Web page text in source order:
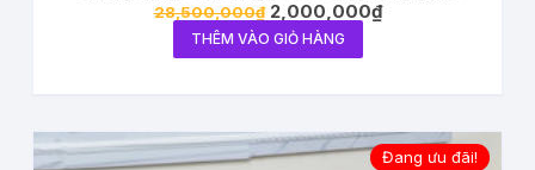
28,500,000₫ 2,000,000₫
THÊM VÀO GIỎ HÀNG
Đang ưu đãi!